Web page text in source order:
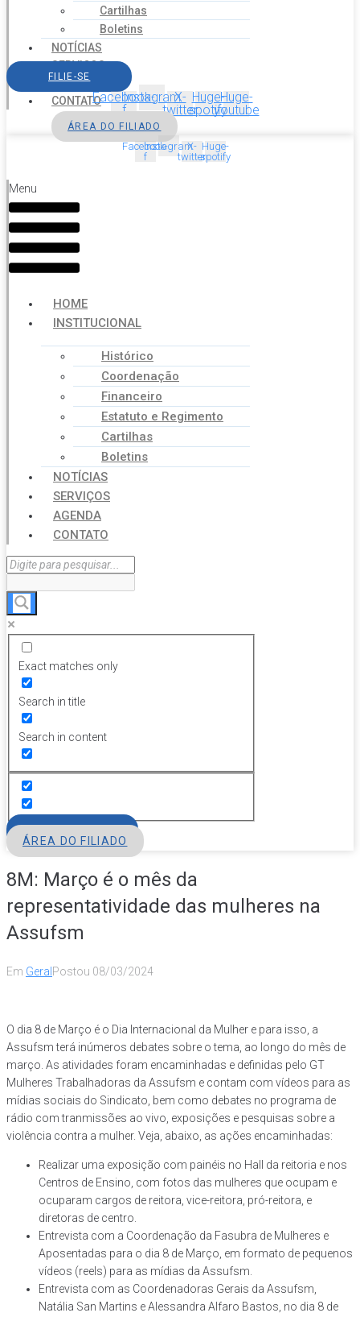
Cartilhas
Boletins
NOTÍCIAS
SERVIÇOS
AGENDA
CONTATO
FILIE-SE
Facebook-
f
InstagramX-
twitter
Huge-
spotify
Huge-
youtube
ÁREA DO FILIADO
Facebook-
f
InstagramX-
twitter
Huge-
spotify
Menu
HOME
INSTITUCIONAL
Histórico
Coordenação
Financeiro
Estatuto e Regimento
Cartilhas
Boletins
NOTÍCIAS
SERVIÇOS
AGENDA
CONTATO
Exact matches only
Search in title
Search in content
ÁREA DO FILIADO
8M: Março é o mês da
representatividade das mulheres na
Assufsm
Em Geral Postou 08/03/2024
O dia 8 de Março é o Dia Internacional da Mulher e para isso, a
Assufsm terá inúmeros debates sobre o tema, ao longo do mês de
março. As atividades foram encaminhadas e definidas pelo GT
Mulheres Trabalhadoras da Assufsm e contam com vídeos para as
mídias sociais do Sindicato, bem como debates no programa de
rádio com tranmissões ao vivo, exposições e pesquisas sobre a
violência contra a mulher. Veja, abaixo, as ações encaminhadas:
Realizar uma exposição com painéis no Hall da reitoria e nos
Centros de Ensino, com fotos das mulheres que ocupam e
ocuparam cargos de reitora, vice-reitora, pró-reitora, e
diretoras de centro.
Entrevista com a Coordenação da Fasubra de Mulheres e
Aposentadas para o dia 8 de Março, em formato de pequenos
vídeos (reels) para as mídias da Assufsm.
Entrevista com as Coordenadoras Gerais da Assufsm,
Natália San Martins e Alessandra Alfaro Bastos, no dia 8 de